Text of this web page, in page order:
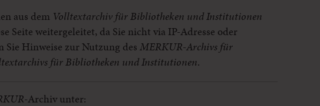
aus dem Volltextarchiv für Bibliotheken und Institutionen
Seite weitergeleitet, da Sie nicht via IP-Adresse oder
Sie Hinweise zur Nutzung des MERKUR-Archivs für
für Bibliotheken und Institutionen.
-Archiv unter: